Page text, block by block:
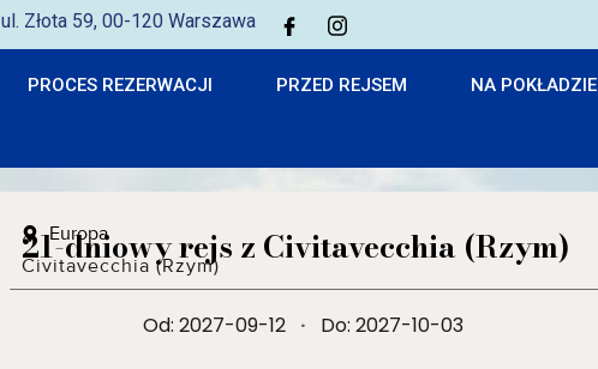
ul. Złota 59, 00-120 Warszawa
PROCES REZERWACJI PRZED REJSEM NA POKŁADZIE
Europa
21-dniowy rejs z Civitavecchia (Rzym)
Civitavecchia (Rzym)
Od: 2027-09-12 · Do: 2027-10-03